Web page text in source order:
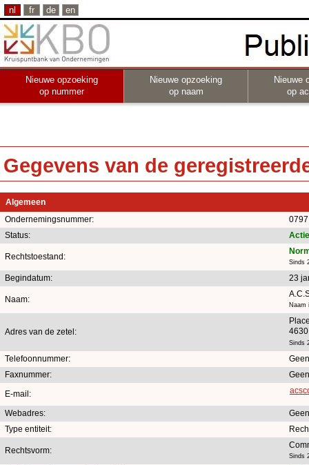
nl fr de en
Nieuwe opzoeking
op nummer
Nieuwe opzoeking
op naam
Nieuwe
op
Gegevens van de
Algemeen
Ondernemingsnummer:
Status:
Rechtstoestand:
Sinds
Begindatum: 23
Naam:
Naam
Adres van de zetel:
Sinds
Telefoonnummer:
Faxnummer:
E-mail:
Webadres:
Type entiteit:
Rechtsvorm:
Sinds